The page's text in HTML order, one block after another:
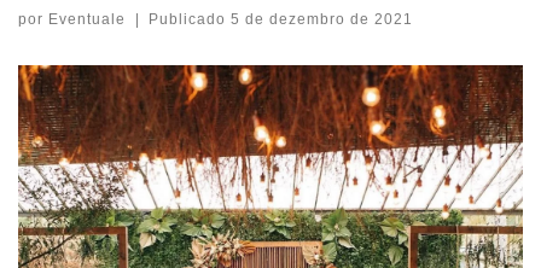
por Eventuale Publicado5 de dezembro de 2021